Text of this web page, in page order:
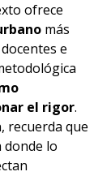
ofrece
más
e
el rigor.
recuerda que
donde lo